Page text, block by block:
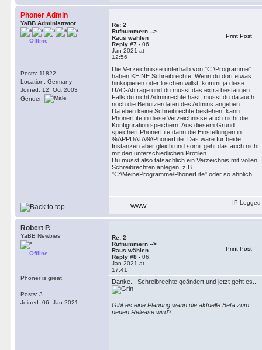
Phoner Admin
YaBB Administrator
Offline
Posts: 11822
Location: Germany
Joined: 12. Oct 2003
Gender:
Re: 2
Rufnummern -->
Raus wählen
Reply #7 - 06.
Jan 2021 at
12:56
Print Post
Die Verzeichnisse unterhalb von "C:\Programme"
haben KEINE Schreibrechte! Wenn du dort etwas
hinkopieren oder löschen willst, kommt ja diese
UAC-Abfrage und du musst das extra bestätigen.
Falls du nicht Adminrechte hast, musst du da auch
noch die Benutzerdaten des Admins angeben.
Da eben keine Schreibrechte bestehen, kann
PhonerLite in diese Verzeichnisse auch nicht die
Konfiguration speichern. Aus diesem Grund
speichert PhonerLite dann die Einstellungen in
%APPDATA%\PhonerLite. Das wäre für beide
Instanzen aber gleich und somit geht das auch nicht
mit den unterschiedlichen Profilen.
Du musst also tatsächlich ein Verzeichnis mit vollen
Schreibrechten anlegen, z.B.
"C:\MeineProgramme\PhonerLite" oder so ähnlich.
WWW
IP Logged
Robert P.
YaBB Newbies
Offline
Phoner is great!
Posts: 3
Joined: 06. Jan 2021
Re: 2
Rufnummern -->
Raus wählen
Reply #8 - 06.
Jan 2021 at
17:41
Print Post
Danke... Schreibrechte geändert und jetzt geht es...
Gibt es eine Planung wann die aktuelle Beta zum
neuen Release wird?